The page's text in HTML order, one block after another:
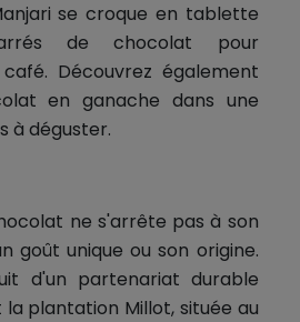
se croque en tablette
de chocolat pour
Découvrez également
en ganache dans une
à déguster.
ne s'arrête pas à son
goût unique ou son origine.
d'un partenariat durable
plantation Millot, située au